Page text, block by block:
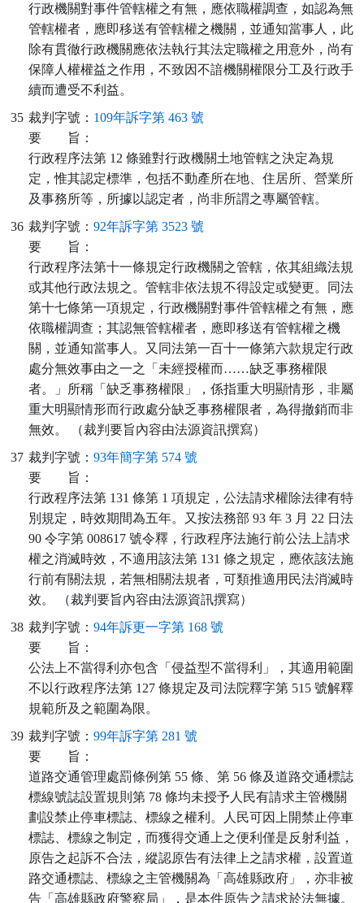
行政機關對事件管轄權之有無，應依職權調查，如認為無
管轄權者，應即移送有管轄權之機關，並通知當事人，此
除有貫徹行政機關應依法執行其法定職權之用意外，尚有
保障人權權益之作用，不致因不諳機關權限分工及行政手
續而遭受不利益。
35 裁判字號： 109年訴字第 463 號
要
旨：
行政程序法第 12 條雖對行政機關土地管轄之決定為規
定，惟其認定標準，包括不動產所在地、住居所、營業所
及事務所等，所據以認定者，尚非所謂之專屬管轄。
36 裁判字號： 92年訴字第 3523 號
要
旨：
行政程序法第十一條規定行政機關之管轄，依其組織法規
或其他行政法規之。管轄非依法規不得設定或變更。同法
第十七條第一項規定，行政機關對事件管轄權之有無，應
依職權調查；其認無管轄權者，應即移送有管轄權之機
關，並通知當事人。又同法第一百十一條第六款規定行政
處分無效事由之一之「未經授權而……缺乏事務權限
者。」所稱「缺乏事務權限」，係指重大明顯情形，非屬
重大明顯情形而行政處分缺乏事務權限者，為得撤銷而非
無效。 （裁判要旨內容由法源資訊撰寫）
37 裁判字號： 93年簡字第 574 號
要
旨：
行政程序法第 131 條第 1 項規定，公法請求權除法律有特
別規定，時效期間為五年。又按法務部 93 年 3 月 22 日法
90 令字第 008617 號令釋，行政程序法施行前公法上請求
權之消滅時效，不適用該法第 131 條之規定，應依該法施
行前有關法規，若無相關法規者，可類推適用民法消滅時
效。 （裁判要旨內容由法源資訊撰寫）
38 裁判字號： 94年訴更一字第 168 號
要
旨：
公法上不當得利亦包含「侵益型不當得利」，其適用範圍
不以行政程序法第 127 條規定及司法院釋字第 515 號解釋
規範所及之範圍為限。
39 裁判字號： 99年訴字第 281 號
要
旨：
道路交通管理處罰條例第 55 條、第 56 條及道路交通標誌
標線號誌設置規則第 78 條均未授予人民有請求主管機關
劃設禁止停車標誌、標線之權利。人民可因上開禁止停車
標誌、標線之制定，而獲得交通上之便利僅是反射利益，
原告之起訴不合法，縱認原告有法律上之請求權，設置道
路交通標誌、標線之主管機關為「高雄縣政府」，亦非被
告「高雄縣政府警察局」，是本件原告之請求於法無據。